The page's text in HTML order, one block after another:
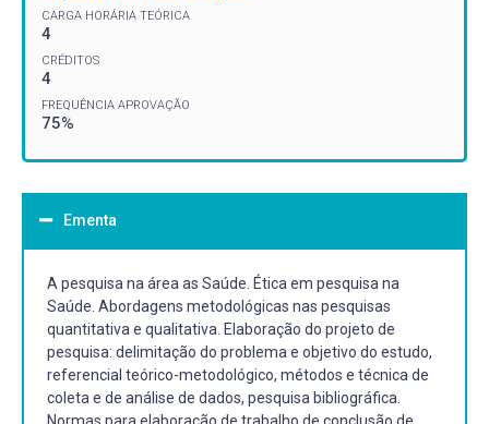
CARGA HORÁRIA TEÓRICA
4
CRÉDITOS
4
FREQUÊNCIA APROVAÇÃO
75%
Ementa
A pesquisa na área as Saúde. Ética em pesquisa na
Saúde. Abordagens metodológicas nas pesquisas
quantitativa e qualitativa. Elaboração do projeto de
pesquisa: delimitação do problema e objetivo do estudo,
referencial teórico-metodológico, métodos e técnica de
coleta e de análise de dados, pesquisa bibliográfica.
Normas para elaboração de trabalho de conclusão de